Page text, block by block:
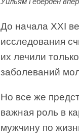
До начала XXI
исследования
их лечили
заболеваний
Но все же
важная роль в
мужчину по